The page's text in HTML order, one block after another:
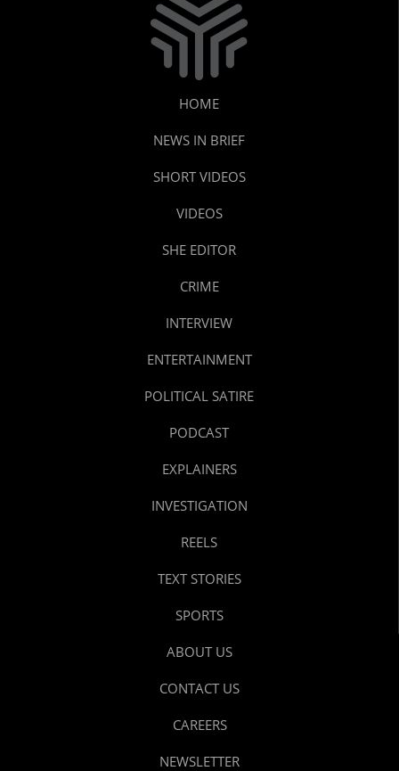
HOME
NEWS IN BRIEF
SHORT VIDEOS
VIDEOS
SHE EDITOR
CRIME
INTERVIEW
ENTERTAINMENT
POLITICAL SATIRE
PODCAST
EXPLAINERS
INVESTIGATION
REELS
TEXT STORIES
SPORTS
ABOUT US
CONTACT US
CAREERS
NEWSLETTER